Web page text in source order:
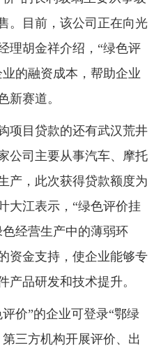
。目前，该公司正在向光
理胡金祥介绍，“绿色评
的融资成本，帮助企业
新赛道。
项目贷款的还有武汉荒井
公司主要从事汽车、摩托
产，此次获得贷款额度为
大江表示，“绿色评价挂
经营生产中的薄弱环
资金支持，使企业能够专
产品研发和技术提升。
价”的企业可登录“鄂绿
三方机构开展评价、出